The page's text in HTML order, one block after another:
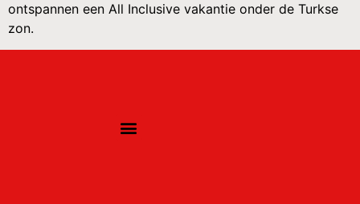
ontspannen een All Inclusive vakantie onder de Turkse
zon.